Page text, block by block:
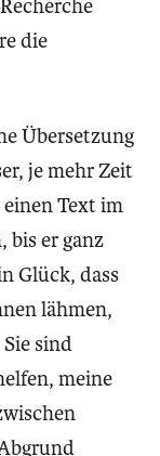
die
Übersetzung
je mehr Zeit
Text im
bis er ganz
Glück, dass
lähmen,
sind
meine